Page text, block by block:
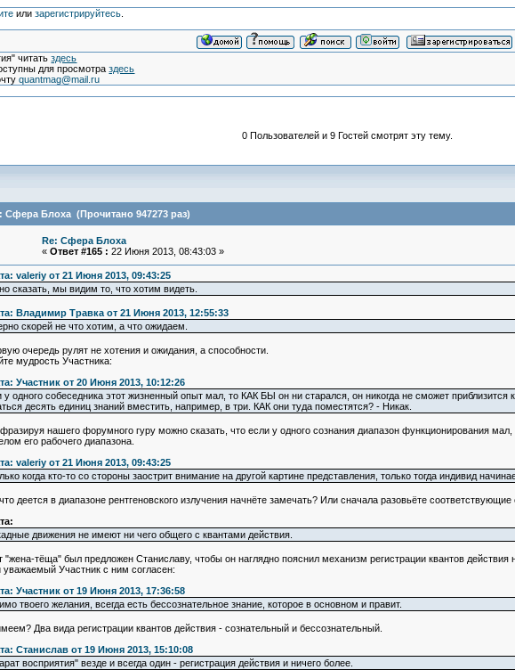
или зарегистрируйтесь.
читатьздесь
для просмотраздесь
quantmag@mail.ru
0 Пользователей и 9 Гостей смотрят эту тему.
Сфера Блоха (Прочитано 947273 раз)
Re: Сфера Блоха
« Ответ #165 : 22 Июня 2013, 08:43:03 »
valeriy от 21 Июня 2013, 09:43:25
сказать, мы видим то, что хотим видеть.
Владимир Травка от 21 Июня 2013, 12:55:33
скорей не что хотим, а что ожидаем.
очередь рулят не хотения и ожидания, а способности.
мудрость Участника:
Участник от 20 Июня 2013, 10:12:26
у одного собеседника этот жизненный опыт мал, то КАК БЫ он ни старался, он никогда не сможет
десять единиц знаний вместить, например, в три. КАК они туда поместятся? - Никак.
нашего форумного гуру можно сказать, что если у одного сознания диапазон функционирования
его рабочего диапазона.
valeriy от 21 Июня 2013, 09:43:25
когда кто-то со стороны заострит внимание на другой картине представления, только тогда индивид
деется в диапазоне рентгеновского излучения начнёте замечать? Или сначала разовьёте
движения не имеют ни чего общего с квантами действия.
"жена-тёща" был предложен Станиславу, чтобы он наглядно пояснил механизм регистрации квантов
уважаемый Участник с ним согласен:
Участник от 19 Июня 2013, 17:36:58
твоего желания, всегда есть бессознательное знание, которое в основном и правит.
Два вида регистрации квантов действия - сознательный и бессознательный.
Станислав от 19 Июня 2013, 15:10:08
восприятия" везде и всегда один - регистрация действия и ничего более.